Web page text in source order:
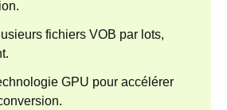
fichiers VOB par lots,
GPU pour accélérer